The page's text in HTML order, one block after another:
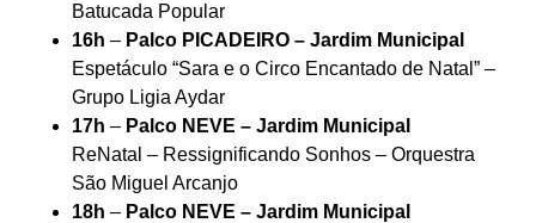
Batucada Popular
16h – Palco PICADEIRO – Jardim Municipal
Espetáculo “Sara e o Circo Encantado de Natal” –
Grupo Ligia Aydar
17h – Palco NEVE – Jardim Municipal
ReNatal – Ressignificando Sonhos – Orquestra
São Miguel Arcanjo
18h – Palco NEVE – Jardim Municipal